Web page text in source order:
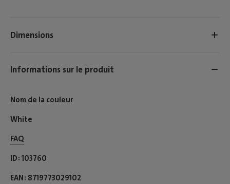
Dimensions
Informations sur le produit
Nom de la couleur
White
FAQ
ID 103760
EAN 8719773029102